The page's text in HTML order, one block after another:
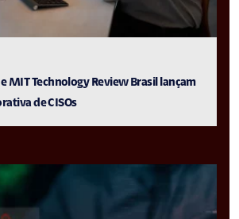
MIT Technology Review Brasil lançam
de CISOs